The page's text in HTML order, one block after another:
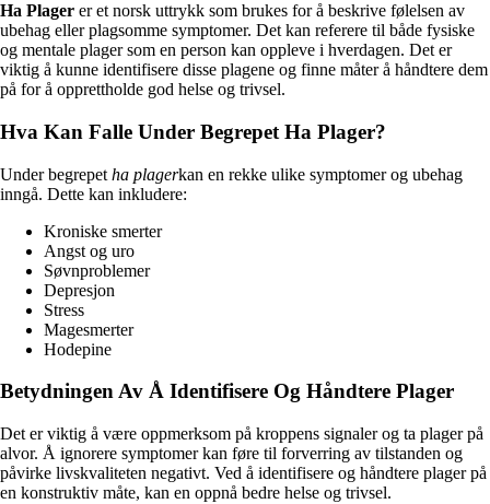
Ha Plager er et norsk uttrykk som brukes for å beskrive følelsen av
ubehag eller plagsomme symptomer. Det kan referere til både fysiske
og mentale plager som en person kan oppleve i hverdagen. Det er
viktig å kunne identifisere disse plagene og finne måter å håndtere dem
på for å opprettholde god helse og trivsel.
Hva Kan Falle Under Begrepet Ha Plager?
Under begrepet ha plagerkan en rekke ulike symptomer og ubehag
inngå. Dette kan inkludere:
Kroniske smerter
Angst og uro
Søvnproblemer
Depresjon
Stress
Magesmerter
Hodepine
Betydningen Av Å Identifisere Og Håndtere Plager
Det er viktig å være oppmerksom på kroppens signaler og ta plager på
alvor. Å ignorere symptomer kan føre til forverring av tilstanden og
påvirke livskvaliteten negativt. Ved å identifisere og håndtere plager på
en konstruktiv måte, kan en oppnå bedre helse og trivsel.